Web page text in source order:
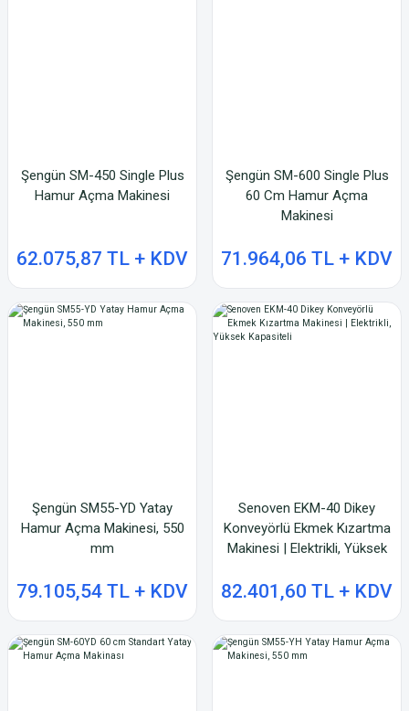
Şengün SM-450 Single Plus
Hamur Açma Makinesi
62.075,87 TL + KDV
Şengün SM-600 Single Plus
60 Cm Hamur Açma
Makinesi
71.964,06 TL + KDV
Şengün SM55-YD Yatay
Hamur Açma Makinesi, 550
mm
79.105,54 TL + KDV
Senoven EKM-40 Dikey
Konveyörlü Ekmek Kızartma
Makinesi | Elektrikli, Yüksek
82.401,60 TL + KDV